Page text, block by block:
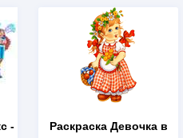
-
Раскраска Девочка в